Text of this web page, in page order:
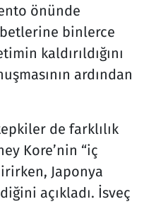
önünde
binlerce
kaldırıldığını
ardından
de farklılık
Kore’nin “iç
Japonya
açıkladı. İsveç